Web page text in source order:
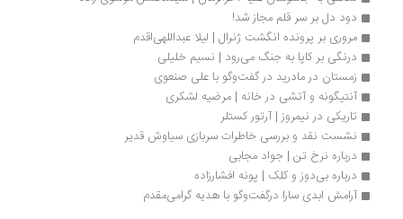
دود دل بر سر قلم مجاز شد!
مروری بر پرونده انگشت ژنرال | لیلا عبداللهی‌اقدم
درنگی بر کاپا به جنگ می‌رود | نسیم خلیلی
زمستان در مادرید در گفت‌وگو با علی صنعوی
آنتیگونه و آتشی در خانه | مرضیه لشکری
تاریکی در نیمروز | آرتور کستلر
نشست نقد و بررسی خاطرات سربازی سیاوش قدیر
درباره نرخ تن | جواد مجابی
درباره بی‌دوز و کلک | پونه افشارزاده
آرامش ابدی سارا درگفت‌وگو با هدیه گرامی‌مقدم